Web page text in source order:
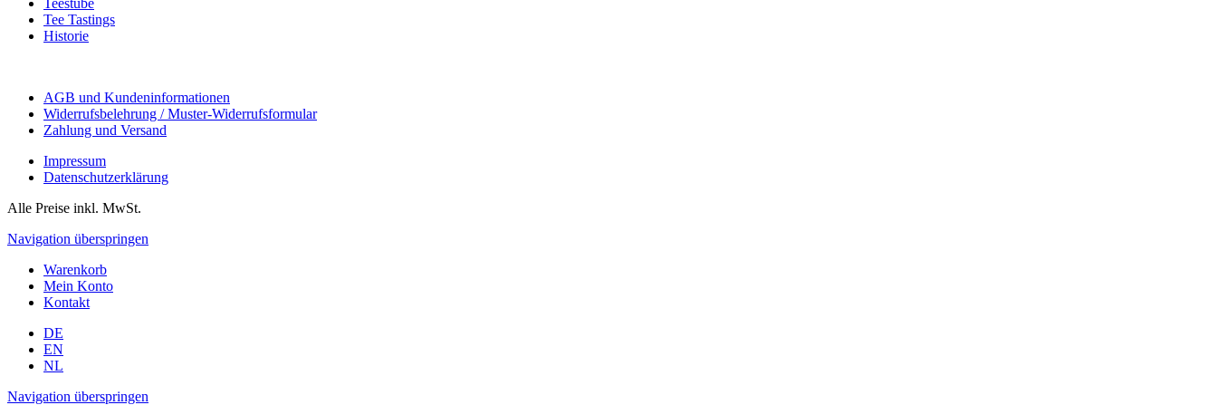
Tee Tastings
Historie
AGB und Kundeninformationen
Widerrufsbelehrung / Muster-Widerrufsformular
Zahlung und Versand
Impressum
Datenschutzerklärung
Alle Preise inkl. MwSt.
Navigation überspringen
Warenkorb
Mein Konto
Kontakt
DE
EN
NL
Navigation überspringen